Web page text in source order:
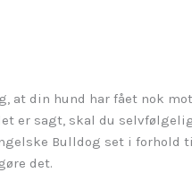
din hund har fået nok
er sagt, skal du
Bulldog set i forhold
det.